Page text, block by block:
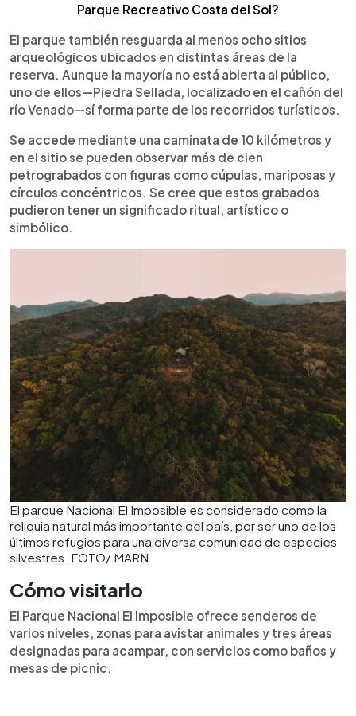
Parque Recreativo Costa del Sol?
El parque también resguarda al menos ocho sitios
arqueológicos ubicados en distintas áreas de la
reserva. Aunque la mayoría no está abierta al público,
uno de ellos—Piedra Sellada, localizado en el cañón del
río Venado—sí forma parte de los recorridos turísticos.
Se accede mediante una caminata de 10 kilómetros y
en el sitio se pueden observar más de cien
petrograbados con figuras como cúpulas, mariposas y
círculos concéntricos. Se cree que estos grabados
pudieron tener un significado ritual, artístico o
simbólico.
El parque Nacional El Imposible es considerado como la
reliquia natural más importante del país, por ser uno de los
últimos refugios para una diversa comunidad de especies
silvestres. FOTO/ MARN
Cómo visitarlo
El Parque Nacional El Imposible ofrece senderos de
varios niveles, zonas para avistar animales y tres áreas
designadas para acampar, con servicios como baños y
mesas de picnic.